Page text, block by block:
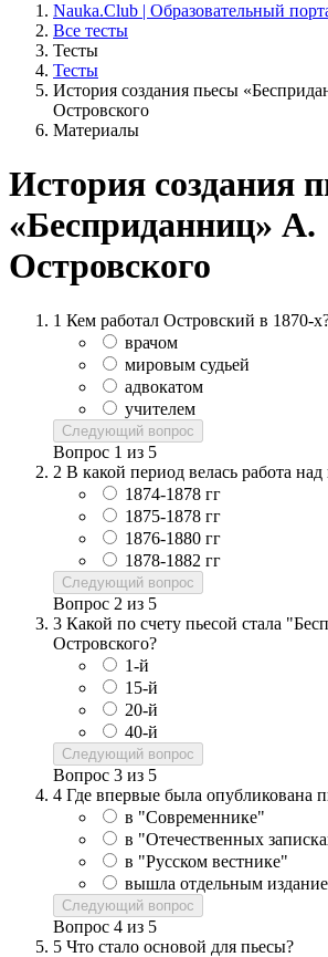
Nauka.Club | Образовательный
Все тесты
Тесты
Тесты
История создания пьесы
Островского
Материалы
История создания
«Бесприданниц» А.
Островского
1 Кем работал Островский в 1870-
врачом
мировым судьей
адвокатом
учителем
Следующий вопрос
Вопрос 1 из 5
2 В какой период велась работа над
1874-1878 гг
1875-1878 гг
1876-1880 гг
1878-1882 гг
Следующий вопрос
Вопрос 2 из 5
3 Какой по счету пьесой стала
Островского?
1-й
15-й
20-й
40-й
Следующий вопрос
Вопрос 3 из 5
4 Где впервые была опубликована
в "Современнике"
в "Отечественных
в "Русском вестнике"
вышла отдельным
Следующий вопрос
Вопрос 4 из 5
5 Что стало основой для пьесы?